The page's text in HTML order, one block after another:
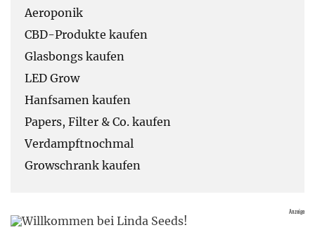
Aeroponik
CBD-Produkte kaufen
Glasbongs kaufen
LED Grow
Hanfsamen kaufen
Papers, Filter & Co. kaufen
Verdampftnochmal
Growschrank kaufen